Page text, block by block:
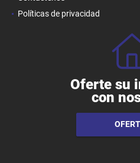
Políticas de privacidad
Oferte su
con